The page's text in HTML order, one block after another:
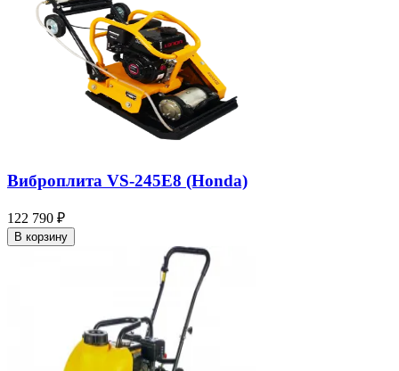
Виброплита VS-245E8 (Honda)
122 790 ₽
В корзину